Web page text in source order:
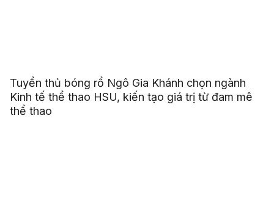
Tuyển thủ bóng rổ Ngô Gia Khánh chọn ngành
Kinh tế thể thao HSU, kiến tạo giá trị từ đam mê
thể thao